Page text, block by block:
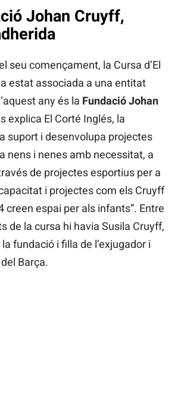
Johan Cruyff,
seu començament, la Cursa d’El
estat associada a una entitat
any és la Fundació Johan
explica El Corté Inglés, la
suport i desenvolupa projectes
nens i nenes amb necessitat, a
de projectes esportius per a
i projectes com els Cruyff
creen espai per als infants”. Entre
de la cursa hi havia Susila Cruyff,
fundació i filla de l’exjugador i
Barça.